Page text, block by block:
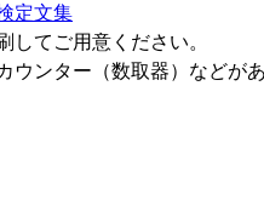
定文集
てご用意ください。
ウンター（数取器）などが